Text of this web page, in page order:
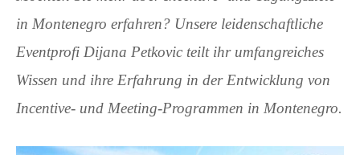
in Montenegro erfahren? Unsere leidenschaftliche
Eventprofi Dijana Petkovic teilt ihr umfangreiches
Wissen und ihre Erfahrung in der Entwicklung von
Incentive- und Meeting-Programmen in Montenegro.